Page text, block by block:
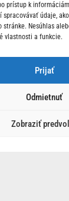
prístup k
údaje,
Nesúhlas
vlastnosti a funkcie.
Prijať
Odmietnuť
Zobraziť
VAN DER LINDE
Julien Delfosse /